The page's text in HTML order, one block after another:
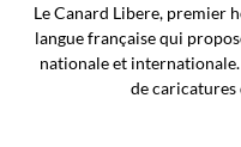
Le Canard Libere, premier
langue française qui
nationale et
de